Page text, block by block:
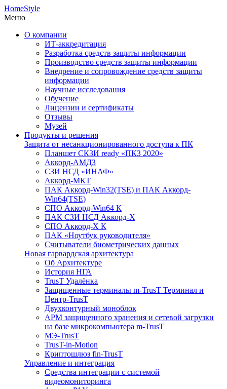
HomeStyle
Меню
О компании
ИТ-аккредитация
Разработка средств защиты информации
Производство средств защиты информации
Внедрение и сопровождение средств защиты
информации
Научные исследования
Обучение
Лицензии и сертификаты
Отзывы
Музей
Продукты и решения
Защита от несанкционированного доступа к ПК
Планшет СКЗИ ready «ПКЗ 2020»
Аккорд-АМДЗ
СЗИ НСД «ИНАФ»
Аккорд-МКТ
ПАК Аккорд-Win32(TSE) и ПАК Аккорд-
Win64(TSE)
СПО Аккорд-Win64 К
ПАК СЗИ НСД Аккорд-X
СПО Аккорд-X К
ПАК «Ноутбук руководителя»
Cчитыватели биометрических данных
Новая гарвардская архитектура
Об Архитектуре
История НГА
TrusT Удалёнка
Защищенные терминалы m-TrusT Терминал и
Центр-TrusT
Двухконтурный моноблок
АРМ защищенного хранения и сетевой загрузки
на базе микрокомпьютера m-TrusT
МЭ-TrusT
TrusT-in-Motion
Криптошлюз fin-TrusT
Управление и интеграция
Средства интеграции с системой
видеомониторинга